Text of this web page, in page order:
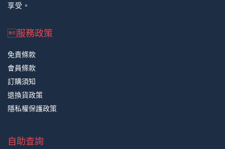
享受。
服務政策
免責條款
會員條款
訂購須知
退換貨政策
隱私權保護政策
自助查詢